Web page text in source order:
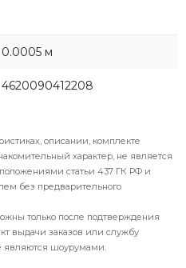
0.0005 м
4620090412208
описании, комплекте
характер, не является
статьи 437 ГК РФ и
без предварительного
только после подтверждения
выдачи заказов или службу
являются шоурумами.